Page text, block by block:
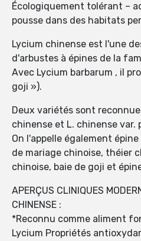
Écologiquement tolérant –
pousse dans des habitats
Lycium chinense est l'une
d'arbustes à épines de la
Avec Lycium barbarum , il
goji »).
Deux variétés sont
chinense et L. chinense var.
On l'appelle également
de mariage chinoise, théier
chinoise, baie de goji et
APERÇUS CLINIQUES
CHINENSE :
*Reconnu comme aliment
Lycium Propriétés